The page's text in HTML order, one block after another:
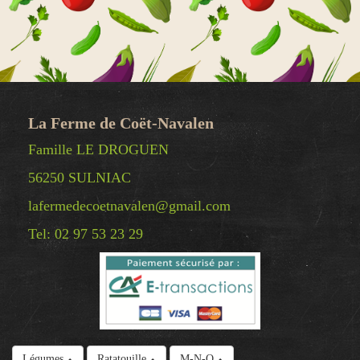
La Ferme de Coët-Navalen
Famille LE DROGUEN
56250 SULNIAC
lafermedecoetnavalen@gmail.com
Tel: 02 97 53 23 29
© Copyright 2025 La Ferme de Coët-Navalen -